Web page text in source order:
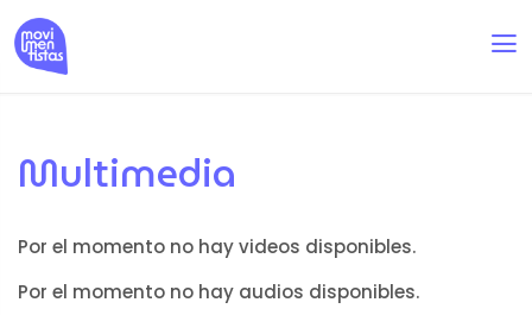
Multimedia
Por el momento no hay videos disponibles.
Por el momento no hay audios disponibles.